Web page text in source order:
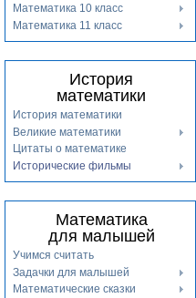
Математика 10 класс
Математика 11 класс
История
математики
История математики
Великие математики
Цитаты о математике
Исторические фильмы
Математика
для малышей
Учимся считать
Задачки для малышей
Математические сказки